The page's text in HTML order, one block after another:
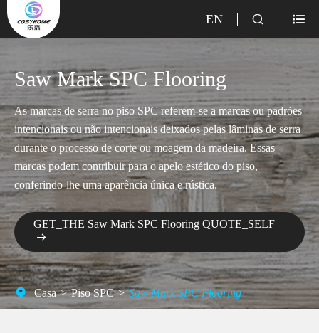
EN  
Saw Mark SPC Flooring
As marcas de serra no piso SPC referem-se a marcas ou padrões
intencionais ou não intencionais deixados pelas lâminas de serra
durante o processo de corte ou moagem da madeira. Essas
marcas podem contribuir para o apelo estético do piso,
conferindo-lhe uma aparência única e rústica.
GET_THE Saw Mark SPC Flooring QUOTE_SELF

Casa Piso SPC Saw Mark SPC Flooring